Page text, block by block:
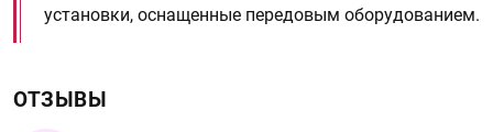
установки, оснащенные передовым оборудованием.
ОТЗЫВЫ